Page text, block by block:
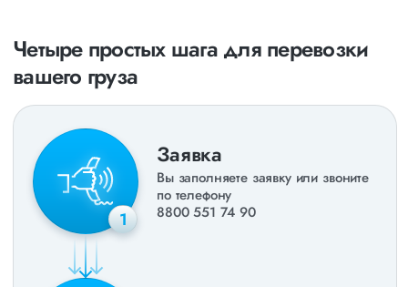
Четыре простых шага для перевозки
вашего груза
1
Заявка
Вы заполняете заявку или звоните
по телефону
8800 551 74 90